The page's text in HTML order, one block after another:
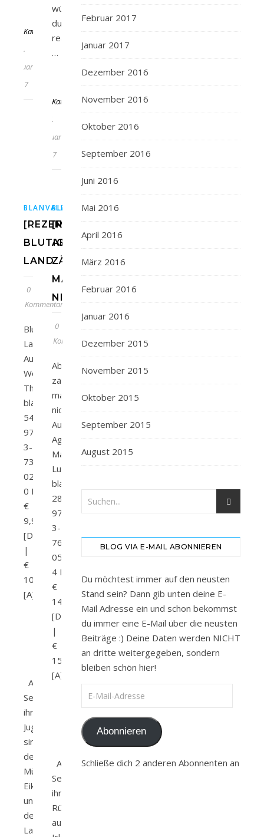
KathaFlauschi
20.
Februar
2017
würdest
du
reagieren,
…
KathaFlauschi
17.
Februar
2017
BLANVALET BLANVALETVERLAG
[REZENSION]
BLUTIGES
LAND
0
Kommentare
Blutiges
Land
Autor/in:
Wolfgang
Thon Verlag:
blanvalet Seitenanzahl:
544 ISBN:
978-
3-
7341-
0240-
0 Preis:
€
9,99
[D]
|
€
10,30
[A]
Amazon
Seit
ihrer
Jugend
sind
der
Müllerssohn
Eik
und
der
Landadelige
BLANVALET,BLANVALETVERLAG
[REZENSION]
ABSCHIEDSKÜSSE
ZÄHLT
MAN
NICHT
0
Kommentare
Abschiedsküsse
zählt
man
nicht
Autor/in:
Agnès
Martin-
Lugand Verlag:
blanvalet Seitenanzahl:
288 ISBN:
978-
3-
7645-
0597-
4 Preis:
€
14,99
[D]
|
€
15,50
[A]
Amazon
Seit
ihrer
Rückkehr
aus
Februar 2017
Januar 2017
Dezember 2016
November 2016
Oktober 2016
September 2016
Juni 2016
Mai 2016
April 2016
März 2016
Februar 2016
Januar 2016
Dezember 2015
November 2015
Oktober 2015
September 2015
August 2015
BLOG VIA E-MAIL ABONNIEREN
Du möchtest immer auf den neusten
Stand sein? Dann gib unten deine E-
Mail Adresse ein und schon bekommst
du immer eine E-Mail über die neusten
Beiträge :) Deine Daten werden NICHT
an dritte weitergegeben, sondern
bleiben schön hier!
E-Mail-Adresse
Abonnieren
Schließe dich 2 anderen Abonnenten an